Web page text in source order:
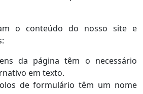
o conteúdo do nosso site e
da página têm o necessário
em texto.
de formulário têm um nome